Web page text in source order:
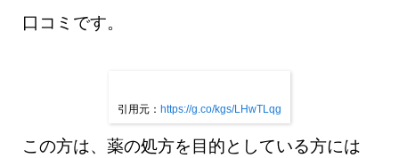
口コミです。
引用元： https://g.co/kgs/LHwTLqg
この方は、薬の処方を目的としている方には